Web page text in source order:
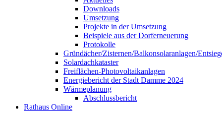
Downloads
Umsetzung
Projekte in der Umsetzung
Beispiele aus der Dorferneuerung
Protokolle
Gründächer/Zisternen/Balkonsolaranlagen/
Solardachkataster
Freiflächen-Photovoltaikanlagen
Energiebericht der Stadt Damme 2024
Wärmeplanung
Abschlussbericht
Rathaus Online